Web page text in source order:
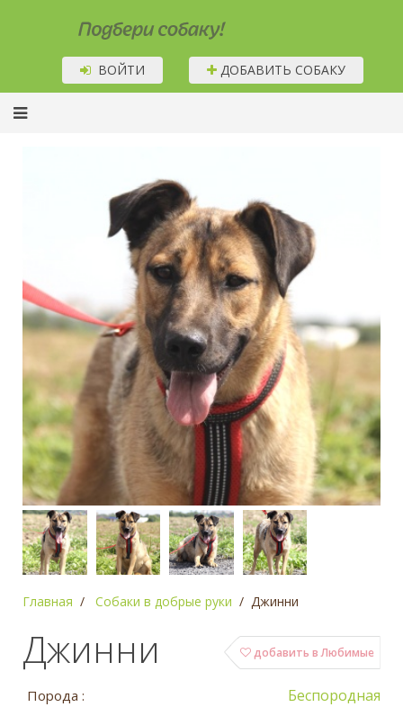
Подбери собаку!
ВОЙТИ ДОБАВИТЬ СОБАКУ
Главная Собаки в добрые руки Джинни
добавить в Любимые
Джинни
Порода : Беспородная